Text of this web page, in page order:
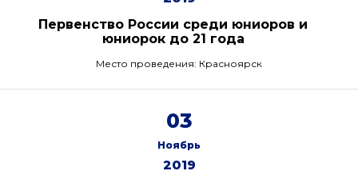
Первенство России среди юниоров и
юниорок до 21 года
Место проведения: Красноярск
03
Ноябрь
2019